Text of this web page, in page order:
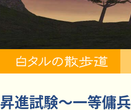
昇進試験～一等傭兵